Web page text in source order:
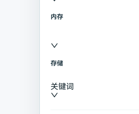
内存
存储
关键词